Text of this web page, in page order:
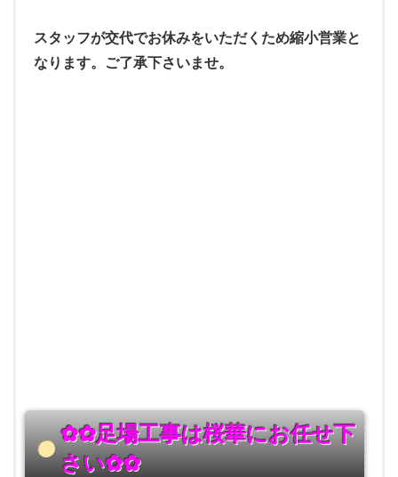
スタッフが交代でお休みをいただくため縮小営業と
なります。
ご了承下さいませ。
✿✿足場工事は桜華にお任せ下
さい✿✿